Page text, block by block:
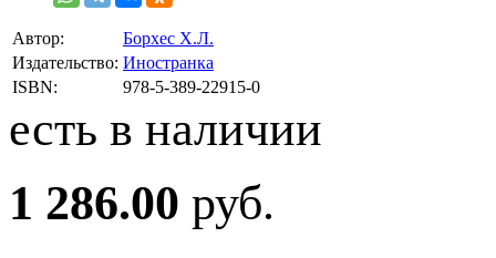
Автор:
Борхес Х.Л.
Издательство: Иностранка
ISBN:
978-5-389-22915-0
есть в наличии
1 286.00 руб.